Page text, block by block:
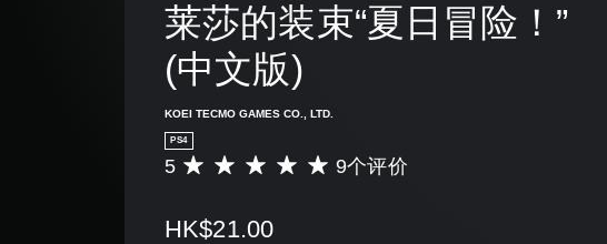
莱莎的装束“夏日冒险！”
(中文版)
KOEI TECMO GAMES CO., LTD.
PS4
平
价
5 9个评价
HK$21.00